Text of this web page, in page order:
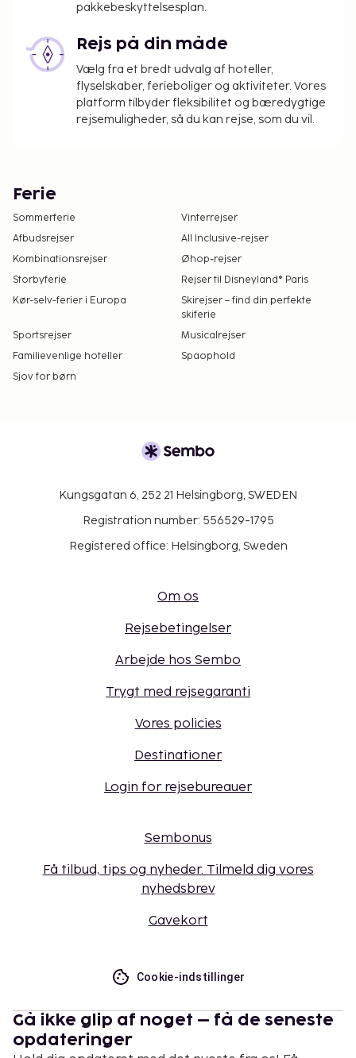
pakkebeskyttelsesplan.
Rejs på din måde
Vælg fra et bredt udvalg af hoteller,
flyselskaber, ferieboliger og aktiviteter. Vores
platform tilbyder fleksibilitet og bæredygtige
rejsemuligheder, så du kan rejse, som du vil.
Ferie
Sommerferie
Vinterrejser
Afbudsrejser
All Inclusive-rejser
Kombinationsrejser
Øhop-rejser
Storbyferie
Rejser til Disneyland® Paris
Kør-selv-ferier i Europa
Skirejser – find din perfekte
skiferie
Sportsrejser
Musicalrejser
Familievenlige hoteller
Spaophold
Sjov for børn
Kungsgatan 6, 252 21 Helsingborg, SWEDEN
Registration number: 556529-1795
Registered office: Helsingborg, Sweden
Om os
Rejsebetingelser
Arbejde hos Sembo
Trygt med rejsegaranti
Vores policies
Destinationer
Login for rejsebureauer
Sembonus
Få tilbud, tips og nyheder. Tilmeld dig vores
nyhedsbrev
Gavekort
Cookie-indstillinger
Gå ikke glip af noget – få de seneste
opdateringer